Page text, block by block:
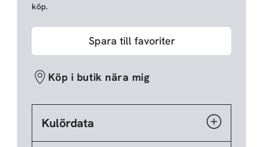
köp.
Spara till favoriter
Köp i butik nära mig
Kulördata